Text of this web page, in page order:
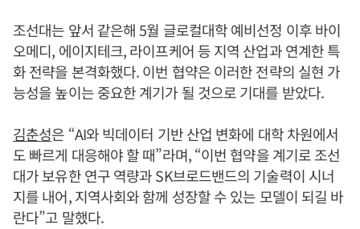
조선대는 앞서 같은해 5월 글로컬대학 예비선정 이후 바이
오메디, 에이지테크, 라이프케어 등 지역 산업과 연계한 특
화 전략을 본격화했다. 이번 협약은 이러한 전략의 실현 가
능성을 높이는 중요한 계기가 될 것으로 기대를 받았다.
김춘성은 “AI와 빅데이터 기반 산업 변화에 대학 차원에서
도 빠르게 대응해야 할 때”라며, “이번 협약을 계기로 조선
대가 보유한 연구 역량과 SK브로드밴드의 기술력이 시너
지를 내어, 지역사회와 함께 성장할 수 있는 모델이 되길 바
란다”고 말했다.